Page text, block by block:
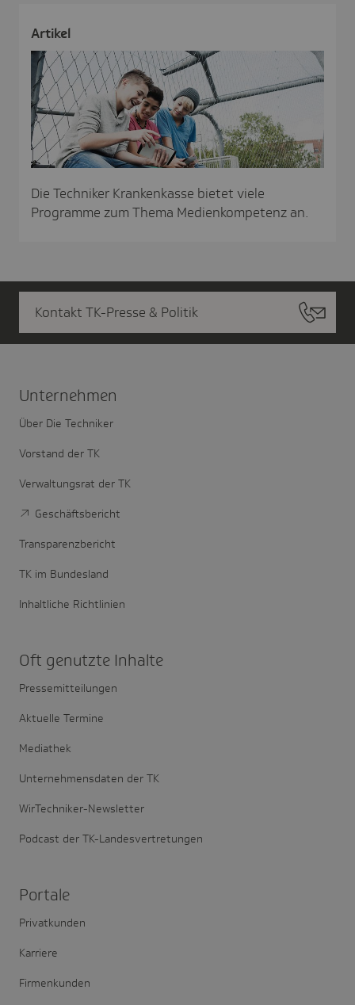
Artikel
Die Techniker Krankenkasse bietet viele
Programme zum Thema Medienkompetenz an.
Kontakt TK-Presse & Politik
Unter­nehmen
Über Die Techniker
Vorstand der TK
Verwaltungsrat der TK
Geschäftsbericht
Transparenzbericht
TK im Bundesland
Inhaltliche Richtlinien
Oft genutzte Inhalte
Pressemitteilungen
Aktuelle Termine
Mediathek
Unternehmensdaten der TK
WirTechniker-Newsletter
Podcast der TK-Landesvertretungen
Portale
Privatkunden
Karriere
Firmenkunden